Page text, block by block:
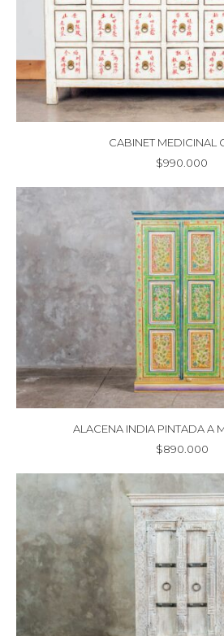
CABINET MEDICINAL
$990.000
ALACENA INDIA PINTADA A
$890.000